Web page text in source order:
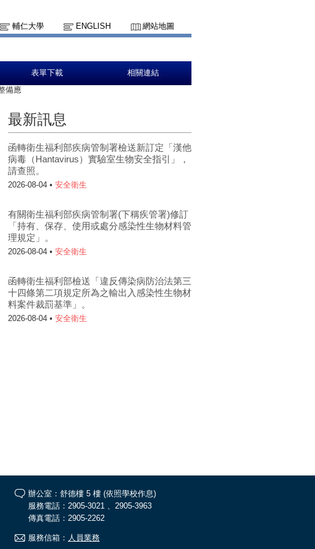
輔仁大學 ENGLISH 網站地圖
表單下載 相關連結
備應
最新訊息
函轉衛生福利部疾病管制署檢送新訂定「漢他
病毒（Hantavirus）實驗室生物安全指引」，
請查照。
2026-08-04 • 安全衛生
有關衛生福利部疾病管制署(下稱疾管署)修訂
「持有、保存、使用或處分感染性生物材料管
理規定」。
2026-08-04 • 安全衛生
函轉衛生福利部檢送「違反傳染病防治法第三
十四條第二項規定所為之輸出入感染性生物材
料案件裁罰基準」。
2026-08-04 • 安全衛生
辦公室：舒德樓 5 樓 (依照學校作息)
服務電話：2905-3021 、2905-3963
傳真電話：2905-2262
服務信箱： 人員業務